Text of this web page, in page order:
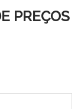
PREÇOS